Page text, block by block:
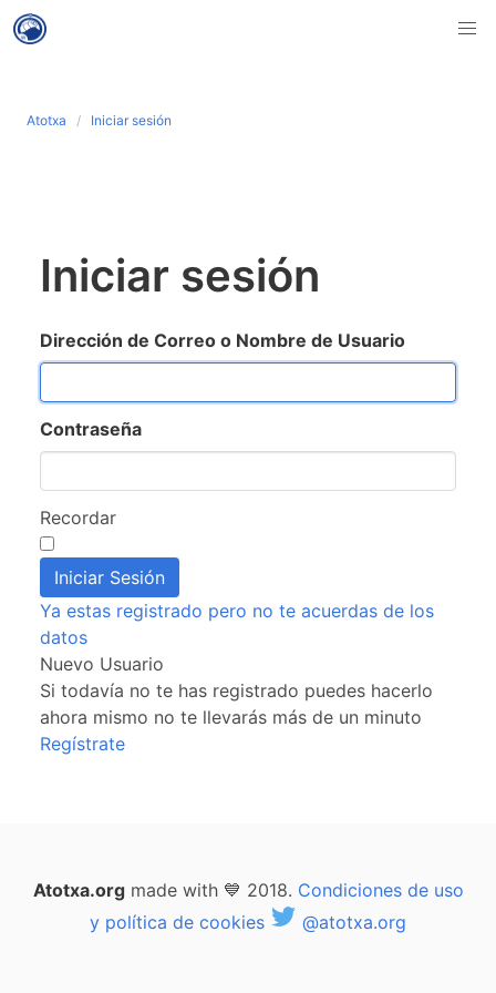
Atotxa Iniciar sesión
Iniciar sesión
Dirección de Correo o Nombre de Usuario
Contraseña
Recordar
Ya estas registrado pero no te acuerdas de los
datos
Nuevo Usuario
Si todavía no te has registrado puedes hacerlo
ahora mismo no te llevarás más de un minuto
Regístrate
Atotxa.orgmade with 💙 2018. Condiciones de uso
y política de cookies
@atotxa.org